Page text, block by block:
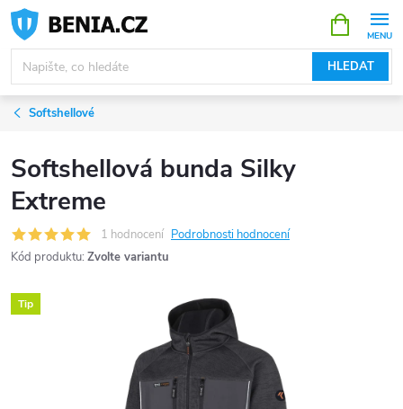
Přejít
obsah
HLEDAT
NÁKUPNÍ
KOŠÍK
Softshellové
Softshellová bunda Silky
Extreme
1 hodnocení Podrobnosti hodnocení
Kód produktu: Zvolte variantu
Tip